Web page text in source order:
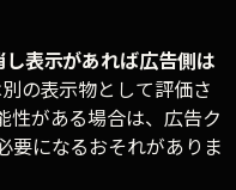
表示があれば広告側は
の表示物として評価さ
性がある場合は、広告ク
要になるおそれがありま